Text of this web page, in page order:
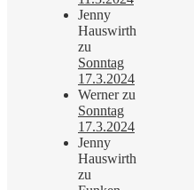
Jenny
Hauswirth
zu
Sonntag
17.3.2024
Wernerzu
Sonntag
17.3.2024
Jenny
Hauswirth
zu